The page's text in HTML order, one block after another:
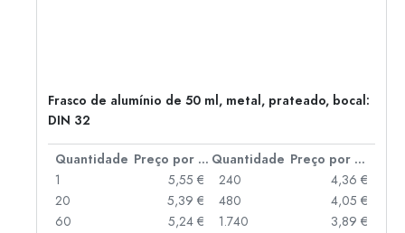
Frasco de alumínio de 50 ml, metal, prateado, bocal:
DIN 32
Quantidade Preço por peça Quantidade
Preço por peça
1
5,55 €
20
5,39 €
60
5,24 €
240
4,36 €
480
4,05 €
1.740
3,89 €